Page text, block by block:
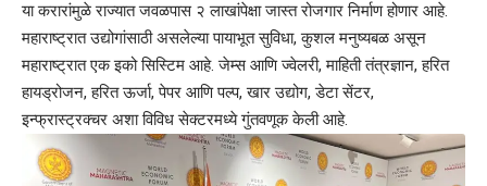
या करारांमुळे राज्यात जवळपास २ लाखांपेक्षा जास्त रोजगार निर्माण होणार आहे.
महाराष्ट्रात उद्योगांसाठी असलेल्या पायाभूत सुविधा, कुशल मनुष्यबळ असून
महाराष्ट्रात एक इको सिस्टिम आहे. जेम्स आणि ज्वेलरी, माहिती तंत्रज्ञान, हरित
हायड्रोजन, हरित ऊर्जा, पेपर आणि पल्प, खार उद्योग, डेटा सेंटर,
इन्फ्रास्ट्रक्चर अशा विविध सेक्टरमध्ये गुंतवणूक केली आहे.